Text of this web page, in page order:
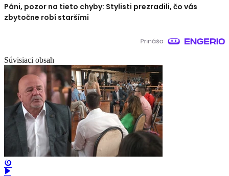
Páni, pozor na tieto chyby: Stylisti prezradili, čo vás
zbytočne robí staršími
Súvisiaci obsah